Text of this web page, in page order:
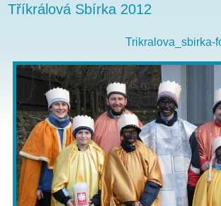
Tříkrálová Sbírka 2012
Trikralova_sbirka-